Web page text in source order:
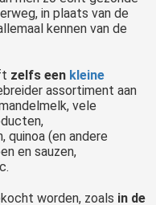
in plaats van de
kennen van de
zelfs een kleine
assortiment aan
vele
quinoa (en andere
en sauzen,
worden, zoals in de